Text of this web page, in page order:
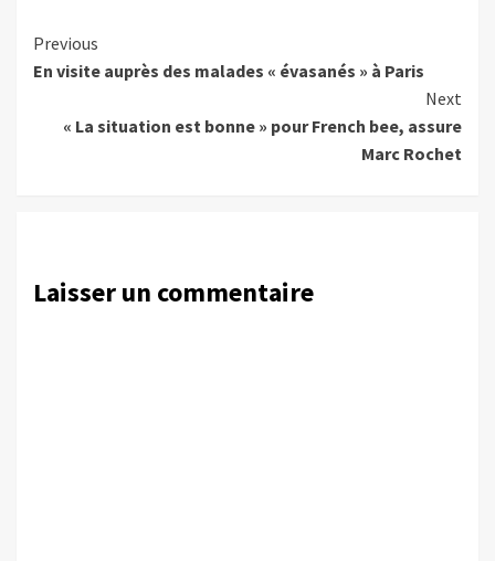
Continue
Reading
Previous
En visite auprès des malades « évasanés » à Paris
Next
« La situation est bonne » pour French bee, assure
Marc Rochet
Laisser un commentaire